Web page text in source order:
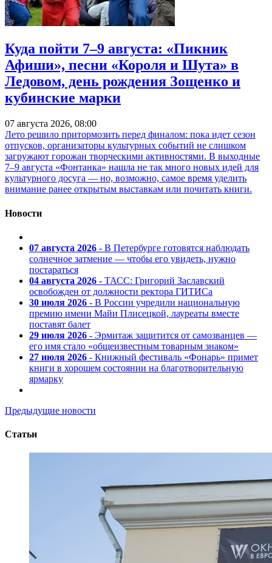
Куда пойти 7–9 августа: «Пикник
Афиши», песни «Короля и Шута» в
Ледовом, день рождения Зощенко и
кубинские марки
07 августа 2026, 08:00
Лето решило притормозить перед финалом: пока идет сезон
отпусков, организаторы культурных событий не слишком
загружают горожан творческими активностями. В выходные
7–9 августа «Фонтанка» нашла не так много новых идей для
культурного досуга — но, возможно, самое время уделить
внимание ранее открытым выставкам или почитать книги.
Новости
07 августа 2026 - В Петербурге готовятся наблюдать
солнечное затмение — чтобы его увидеть, нужно
постараться
04 августа 2026 - ТАСС: Григорий Заславский
освобожден от должности ректора ГИТИСа
30 июля 2026 - В России учредили национальную
премию имени Майи Плисецкой, лауреаты вместе
поставят балет
29 июля 2026 - Эрмитаж защитится от самозванцев —
его имя стало «общеизвестным товарным знаком»
27 июля 2026 - Книжный фестиваль «Фонарь» примет
книги в хорошем состоянии на благотворительную
ярмарку
Предыдущие новости
Статьи